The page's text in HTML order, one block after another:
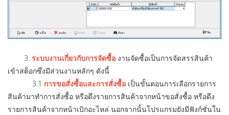
3. ระบบงานเกี่ยวกับการจัดซื้อ งานจัดซื้อเป็นการจัดสรรสินค้า
เข้าสต็อกซึ่งมีส่วนงานหลักๆ ดังนี้
3.1 การขอสั่งซื้อและการสั่งซื้อ เป็นขั้นตอนการเลือกรายการ
สินค้ามาทำการสั่งซื้อ หรือดึงรายการสินค้าจากหน้าขอสั่งซื้อ หรือดึง
รายการสินค้าจากหน้าเบิกอะไหล่ นอกจากนั้นโปรแกรมยังมีฟังก์ชั่นใน